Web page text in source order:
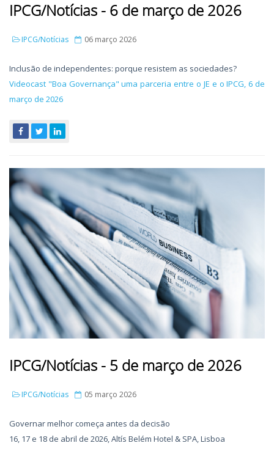
IPCG/Notícias - 6 de março de 2026
IPCG/Notícias 06 março 2026
Inclusão de independentes: porque resistem as sociedades?
Videocast "Boa Governança" uma parceria entre o JE e o IPCG, 6 de
março de 2026
IPCG/Notícias - 5 de março de 2026
IPCG/Notícias 05 março 2026
Governar melhor começa antes da decisão
16, 17 e 18 de abril de 2026, Altís Belém Hotel & SPA, Lisboa